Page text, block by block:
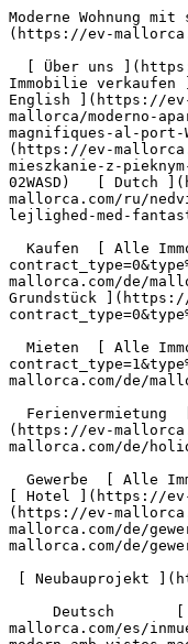
Moderne Wohnung mit superb Hafenblick - Engel &amp; Völkers Mallorca                [ ![EV Mallorca](https://cdn.ev-mallorca.com/images/web/EV_Logo_RGB.svg) ](https://ev-mallorca.com/de)  Mallorca  

  [ Über uns ](https://ev-mallorca.com/de/ueber-uns) [ Über Mallorca ](https://ev-mallorca.com/de/ueber-mallorca) [ Kontakt ](https://ev-mallorca.com/de/standorte) [ Immobilie verkaufen ](https://ev-mallorca.com/de/immobilie-auf-mallorca-verkaufen) [    Mein Account  ](https://ev-mallorca.com/de/mein-account)   Deutsch       [ English ](https://ev-mallorca.com/en/mallorca-property/modern-apartment-with-superb-harbour-views-W-02WASD)   [ Español ](https://ev-mallorca.com/es/inmueble-mallorca/moderno-apartamento-con-magnificas-vistas-al-puerto-W-02WASD)    [ Català ](https://ev-mallorca.com/ca/immoble-mallorca/apartament-modern-amb-vistes-magnifiques-al-port-W-02WASD)   [ Svenska ](https://ev-mallorca.com/sv/mallorca-fastighet/modern-lagenhet-med-fantastisk-utsikt-over-hamnen-W-02WASD)   [ Français ](https://ev-mallorca.com/fr/bien-majorque/appartement-moderne-avec-vue-sur-le-port-W-02WASD)   [ Polski ](https://ev-mallorca.com/pl/nieruchomosc-majorce/nowoczesne-mieszkanie-z-pieknym-widokiem-na-port-W-02WASD)   [ Italiano ](https://ev-mallorca.com/it/immobili-maiorca/